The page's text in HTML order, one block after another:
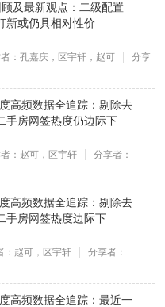
及最新观点：二级配置
新或仍具相对性价
：孔嘉庆，区宇轩，赵可
分享
高频数据全追踪：剔除去
手房网签热度仍边际下
：赵可，区宇轩
分享者：
高频数据全追踪：剔除去
手房网签热度边际下
：赵可，区宇轩
分享者：
高频数据全追踪：最近一